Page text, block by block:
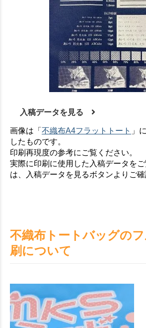
入稿データを見る
画像は「 不織布A4フラットトート 」
したものです。
印刷再現度の参考にご覧ください。
実際に印刷に使用した入稿データを
は、入稿データを見るボタンよりご確
不織布トートバッグの
刷について